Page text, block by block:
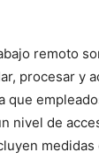
remoto
procesar y
que
nivel de